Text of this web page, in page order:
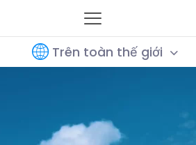
Trên toàn thế giới